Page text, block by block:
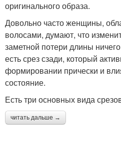
оригинального образа.
Довольно часто женщины,
волосами, думают, что
заметной потери длины
есть срез сзади, который
формировании прически и
состояние.
Есть три основных вида
читать дальше →